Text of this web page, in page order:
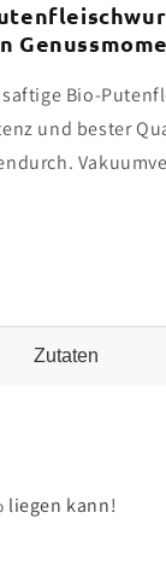
saftige Bio-
und bester
Zutaten
liegen kann!